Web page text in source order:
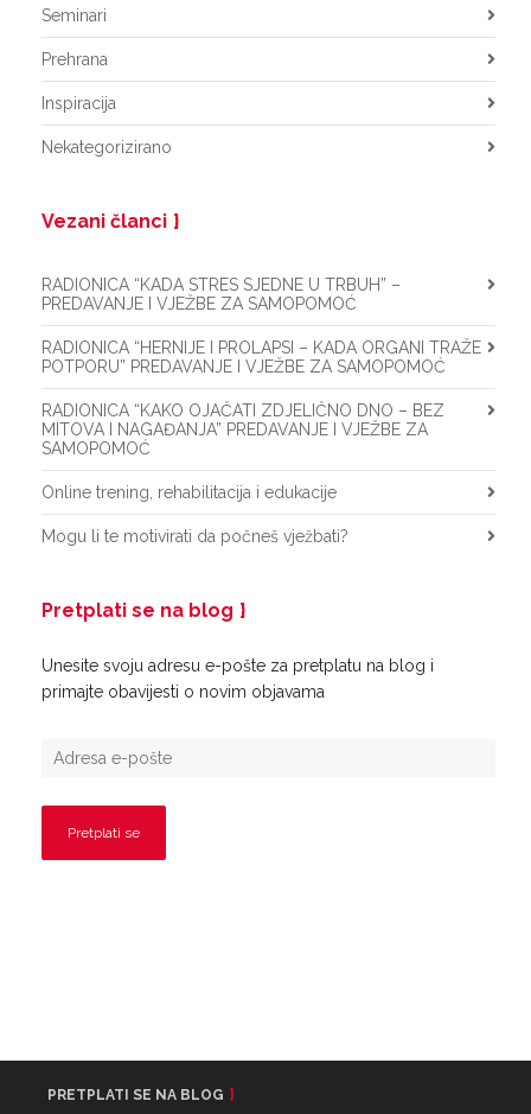
Seminari
Prehrana
Inspiracija
Nekategorizirano
Vezani članci
RADIONICA “KADA STRES SJEDNE U TRBUH” –
PREDAVANJE I VJEŽBE ZA SAMOPOMOĆ
RADIONICA “HERNIJE I PROLAPSI – KADA ORGANI TRAŽE
POTPORU” PREDAVANJE I VJEŽBE ZA SAMOPOMOĆ
RADIONICA “KAKO OJAČATI ZDJELIČNO DNO – BEZ
MITOVA I NAGAĐANJA” PREDAVANJE I VJEŽBE ZA
SAMOPOMOĆ
Online trening, rehabilitacija i edukacije
Mogu li te motivirati da počneš vježbati?
Pretplati se na blog
Unesite svoju adresu e-pošte za pretplatu na blog i
primajte obavijesti o novim objavama
PRETPLATI SE NA BLOG